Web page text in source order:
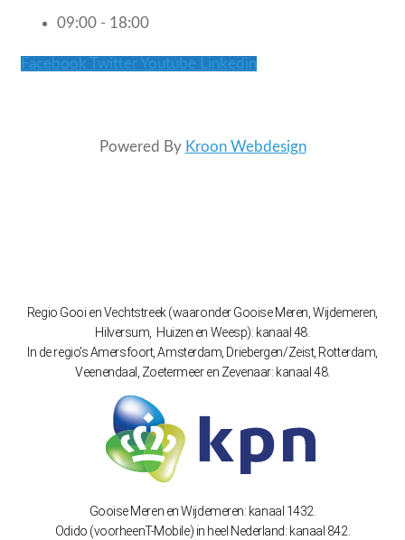
09:00 - 18:00
Facebook Twitter Youtube Linkedin
Powered By Kroon Webdesign
Regio Gooi en Vechtstreek (waaronder Gooise Meren, Wijdemeren,
Hilversum, Huizen en Weesp): kanaal 48.
In de regio’s Amersfoort, Amsterdam, Driebergen/Zeist, Rotterdam,
Veenendaal, Zoetermeer en Zevenaar: kanaal 48.
Gooise Meren en Wijdemeren: kanaal 1432.
Odido (voorheenT-Mobile) in heel Nederland: kanaal 842.